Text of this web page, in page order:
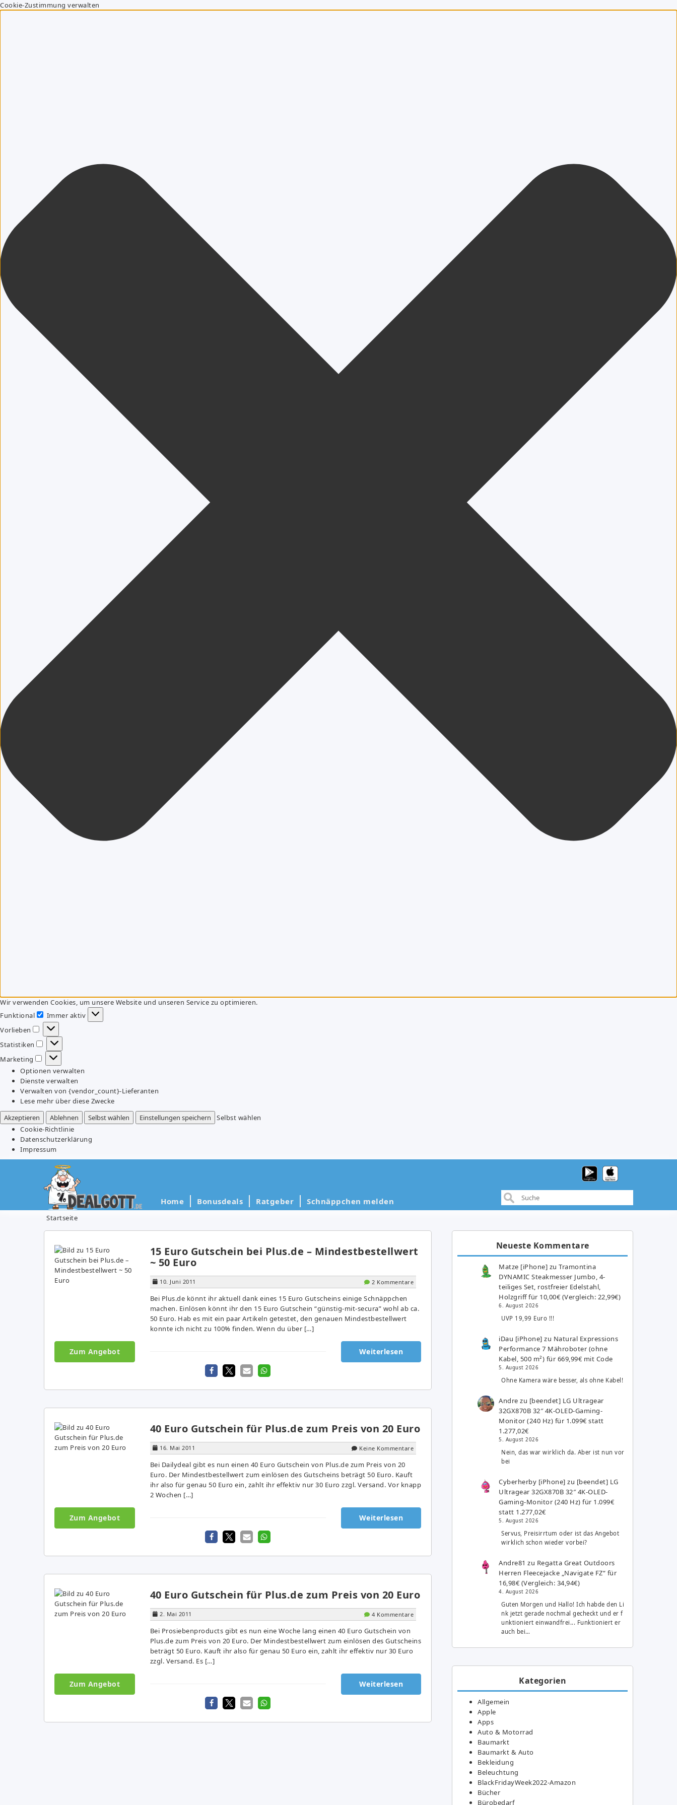
Cookie-Zustimmung verwalten
Wir verwenden Cookies, um unsere Website und unseren Service zu optimieren.
Funktional
Funktional
Immer aktiv
Vorlieben
Vorlieben
Statistiken
Statistiken
Marketing
Marketing
Optionen verwalten
Dienste verwalten
Verwalten von {vendor_count}-Lieferanten
Lese mehr über diese Zwecke
Akzeptieren
Ablehnen Selbst wählen Einstellungen speichern
Selbst wählen
Cookie-Richtlinie
Datenschutzerklärung
Impressum
Home Bonusdeals Ratgeber Schnäppchen melden
Startseite
15 Euro Gutschein bei Plus.de – Mindestbestellwert
~ 50 Euro
10. Juni 2011 2 Kommentare
Bei Plus.de könnt ihr aktuell dank eines 15 Euro Gutscheins einige Schnäppchen
machen. Einlösen könnt ihr den 15 Euro Gutschein “günstig-mit-secura” wohl ab ca.
50 Euro. Hab es mit ein paar Artikeln getestet, den genauen Mindestbestellwert
konnte ich nicht zu 100% finden. Wenn du über […]
Zum Angebot Weiterlesen
40 Euro Gutschein für Plus.de zum Preis von 20 Euro
16. Mai 2011 Keine Kommentare
Bei Dailydeal gibt es nun einen 40 Euro Gutschein von Plus.de zum Preis von 20
Euro. Der Mindestbestellwert zum einlösen des Gutscheins beträgt 50 Euro. Kauft
ihr also für genau 50 Euro ein, zahlt ihr effektiv nur 30 Euro zzgl. Versand. Vor knapp
2 Wochen […]
Zum Angebot Weiterlesen
40 Euro Gutschein für Plus.de zum Preis von 20 Euro
2. Mai 2011 4 Kommentare
Bei Prosiebenproducts gibt es nun eine Woche lang einen 40 Euro Gutschein von
Plus.de zum Preis von 20 Euro. Der Mindestbestellwert zum einlösen des Gutscheins
beträgt 50 Euro. Kauft ihr also für genau 50 Euro ein, zahlt ihr effektiv nur 30 Euro
zzgl. Versand. Es […]
Zum Angebot Weiterlesen
Neueste Kommentare
Matze [iPhone] zuTramontina
DYNAMIC Steakmesser Jumbo, 4-
teiliges Set, rostfreier Edelstahl,
Holzgriff für 10,00€ (Vergleich: 22,99€)
6. August 2026
UVP 19,99 Euro !!!
iDau [iPhone] zu Natural Expressions
Performance 7 Mähroboter (ohne
Kabel, 500 m²) für 669,99€ mit Code
5. August 2026
Ohne Kamera wäre besser, als ohne Kabel!
Andre zu [beendet] LG Ultragear
32GX870B 32″ 4K-OLED-Gaming-
Monitor (240 Hz) für 1.099€ statt
1.277,02€
5. August 2026
Nein, das war wirklich da. Aber ist nun vor
bei
Cyberherby [iPhone] zu [beendet] LG
Ultragear 32GX870B 32″ 4K-OLED-
Gaming-Monitor (240 Hz) für 1.099€
statt 1.277,02€
5. August 2026
Servus, Preisirrtum oder ist das Angebot
wirklich schon wieder vorbei?
Andre81 zu Regatta Great Outdoors
Herren Fleecejacke „Navigate FZ“ für
16,98€ (Vergleich: 34,94€)
4. August 2026
Guten Morgen und Hallo! Ich habde den Li
nk jetzt gerade nochmal gecheckt und er f
unktioniert einwandfrei... Funktioniert er
auch bei…
Kategorien
Allgemein
Apple
Apps
Auto & Motorrad
Baumarkt
Baumarkt & Auto
Bekleidung
Beleuchtung
BlackFridayWeek2022-Amazon
Bücher
Bürobedarf